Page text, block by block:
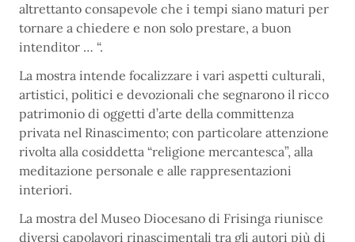
altrettanto consapevole che i tempi siano maturi per
tornare a chiedere e non solo prestare, a buon
intenditor … “.
La mostra intende focalizzare i vari aspetti culturali,
artistici, politici e devozionali che segnarono il ricco
patrimonio di oggetti d’arte della committenza
privata nel Rinascimento; con particolare attenzione
rivolta alla cosiddetta “religione mercantesca”, alla
meditazione personale e alle rappresentazioni
interiori.
La mostra del Museo Diocesano di Frisinga riunisce
diversi capolavori rinascimentali tra gli autori più di